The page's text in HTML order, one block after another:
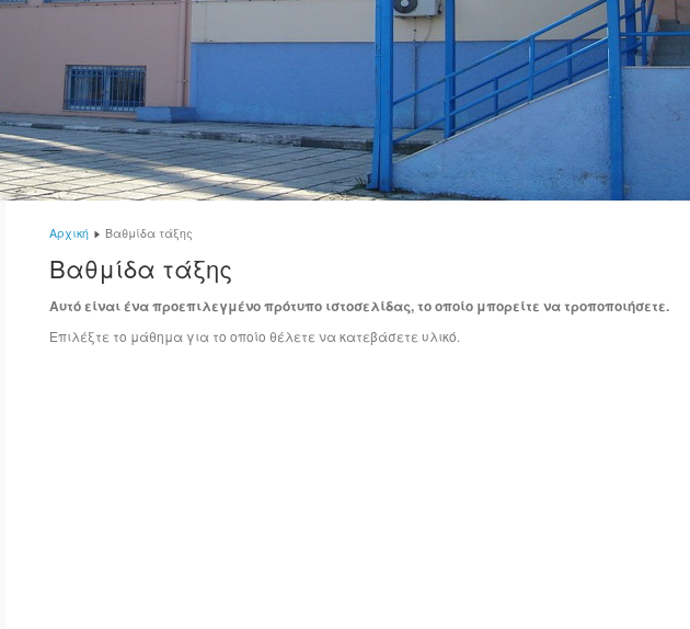
Αρχική Βαθμίδα τάξης
Βαθμίδα τάξης
Αυτό είναι ένα προεπιλεγμένο πρότυπο ιστοσελίδας, το οποίο μπορείτε να τροποποιήσετε.
Επιλέξτε το μάθημα για το οποίο θέλετε να κατεβάσετε υλικό.